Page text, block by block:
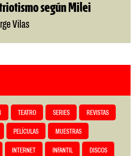
según Milei
Vilas
TEATRO SERIES REVISTAS
PELÍCULAS MUESTRAS
INTERNET INFANTIL DISCOS